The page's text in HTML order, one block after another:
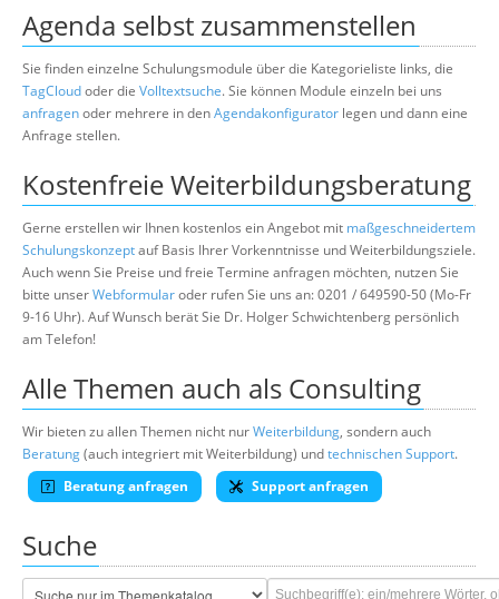
Agenda selbst zusammenstellen
Sie finden einzelne Schulungsmodule über die Kategorieliste links, die
TagCloudoder die Volltextsuche. Sie können Module einzeln bei uns
anfragenoder mehrere in denAgendakonfigurator legen und dann eine
Anfrage stellen.
Kostenfreie Weiterbildungsberatung
Gerne erstellen wir Ihnen kostenlos ein Angebot mit maßgeschneidertem
Schulungskonzeptauf Basis Ihrer Vorkenntnisse und Weiterbildungsziele.
Auch wenn Sie Preise und freie Termine anfragen möchten, nutzen Sie
bitte unserWebformularoder rufen Sie uns an: 0201 / 649590-50 (Mo-Fr
9-16 Uhr). Auf Wunsch berät Sie Dr. Holger Schwichtenberg persönlich
am Telefon!
Alle Themen auch als Consulting
Wir bieten zu allen Themen nicht nurWeiterbildung, sondern auch
Beratung(auch integriert mit Weiterbildung) undtechnischen Support.
Beratung anfragen
Support anfragen
Suche